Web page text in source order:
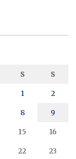
S S
1 2
8 9
15 16
22 23